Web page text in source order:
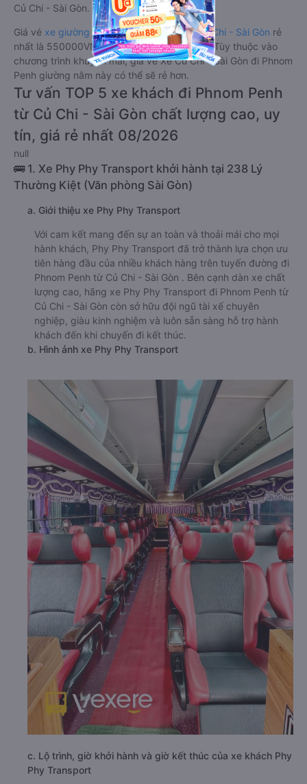
Củ Chi - Sài Gòn.
Giá vé xe giường nằm đi Phnom Penh từ Củ Chi - Sài Gòn rẻ
nhất là 550000VND của hãng xe Khải Nam. Tùy thuộc vào
chương trình khuyến mãi, giá vé Xe Củ Chi - Sài Gòn đi Phnom
Penh giường nằm này có thể sẽ rẻ hơn.
Tư vấn TOP 5 xe khách đi Phnom Penh
từ Củ Chi - Sài Gòn chất lượng cao, uy
tín, giá rẻ nhất 08/2026
null
🚌 1. Xe Phy Phy Transport khởi hành tại 238 Lý
Thường Kiệt (Văn phòng Sài Gòn)
a. Giới thiệu xe Phy Phy Transport
Với cam kết mang đến sự an toàn và thoải mái cho mọi
hành khách, Phy Phy Transport đã trở thành lựa chọn ưu
tiên hàng đầu của nhiều khách hàng trên tuyến đường đi
Phnom Penh từ Củ Chi - Sài Gòn . Bên cạnh dàn xe chất
lượng cao, hãng xe Phy Phy Transport đi Phnom Penh từ
Củ Chi - Sài Gòn còn sở hữu đội ngũ tài xế chuyên
nghiệp, giàu kinh nghiệm và luôn sẵn sàng hỗ trợ hành
khách đến khi chuyến đi kết thúc.
b. Hình ảnh xe Phy Phy Transport
c. Lộ trình, giờ khởi hành và giờ kết thúc của xe khách Phy
Phy Transport